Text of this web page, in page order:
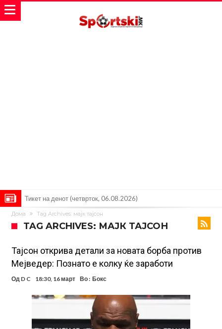
Барселона очекува понуди за Феран Торес
Винисиус ги избриша сите објави на Инстаграм откако Реал му
Ливерпул понуди 100 милиони евра за Баркола, ПСЖ веднаш
побара уште 50 милиони
Јувентус се насочил кон напаѓач на Манчестер Јунајтед
Модриќ откри што го натерало да остане во Милан
Стотици навивачи го пречекаа Салах во Истанбул
Арсенал и Њукасл веќе се договорија, Гимарејш заминува
АРСЕНАЛ ГО ЛАДИ ШАМПАЊОТ: Винисиус на праг на Лондон!
Дома Tag Archives: мајк тајсон
TAG ARCHIVES: МАЈК ТАЈСОН
Тајсон открива детали за новата борба против
Мејведер: Познато е колку ќе заработи
Од D C 18:30, 16 март Во : Бокс